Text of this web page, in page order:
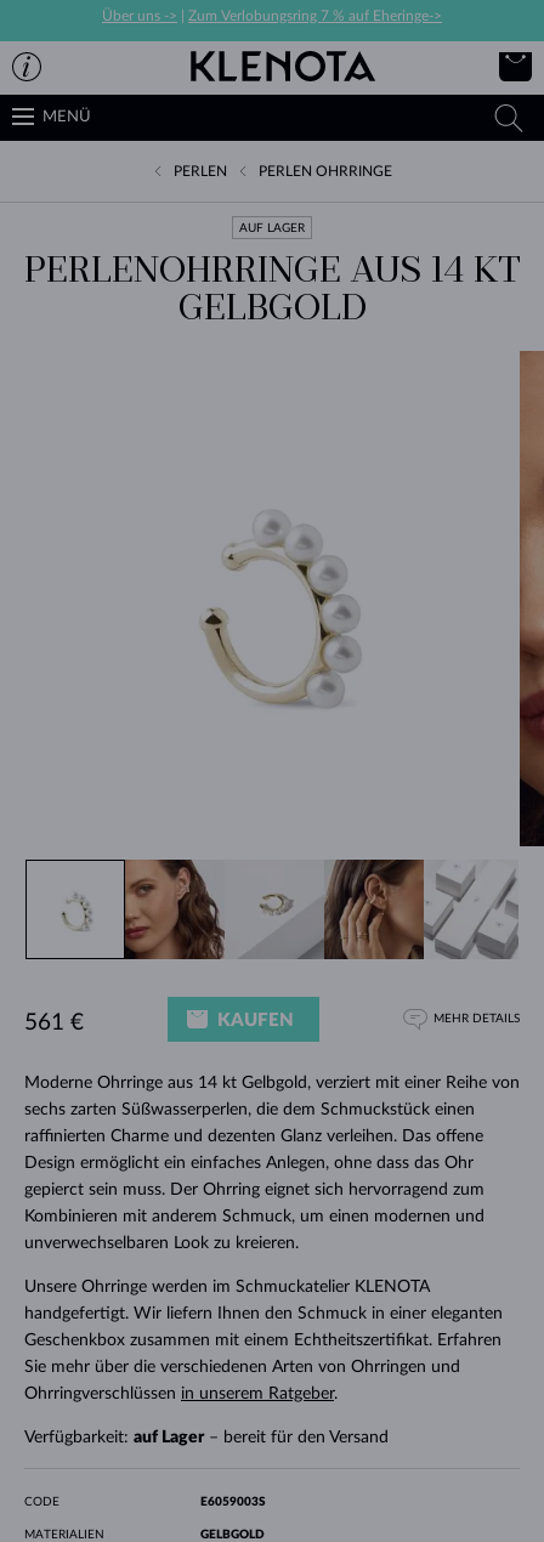
Über uns -> Zum Verlobungsring 7 % auf Eheringe->
MENÜ
PERLEN PERLEN OHRRINGE
AUF LAGER
PERLENOHRRINGE AUS 14 KT
GELBGOLD
Moderne Ohrringe aus 14 kt Gelbgold, verziert mit einer Reihe von
sechs zarten Süßwasserperlen, die dem Schmuckstück einen
raffinierten Charme und dezenten Glanz verleihen. Das offene
Design ermöglicht ein einfaches Anlegen, ohne dass das Ohr
gepierct sein muss. Der Ohrring eignet sich hervorragend zum
Kombinieren mit anderem Schmuck, um einen modernen und
unverwechselbaren Look zu kreieren.
Unsere Ohrringe werden im Schmuckatelier KLENOTA
handgefertigt. Wir liefern Ihnen den Schmuck in einer eleganten
Geschenkbox zusammen mit einem Echtheitszertifikat. Erfahren
Sie mehr über die verschiedenen Arten von Ohrringen und
Ohrringverschlüssen in unserem Ratgeber.
Verfügbarkeit: auf Lager– bereit für den Versand
561 € KAUFEN MEHR DETAILS
CODE E6059003S
MATERIALIEN
GELBGOLD